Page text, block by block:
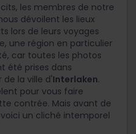
les membres de notre
dévoilent les lieux
lors de leurs voyages
une région en particulier
car toutes les photos
été prises dans
de la ville d'Interlaken.
pour vous faire
contrée. Mais avant de
un cliché intemporel